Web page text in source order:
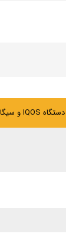
دستگاه IQOS و سیگار HEETS